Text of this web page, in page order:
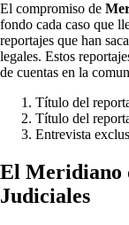
El compromiso de
fondo cada caso que
reportajes que han
legales. Estos
de cuentas en la
Título del
Título del
Entrevista
El Meridiano
Judiciales